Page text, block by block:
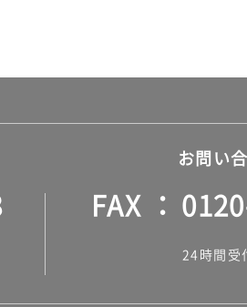
お問い
FAX
24時間受